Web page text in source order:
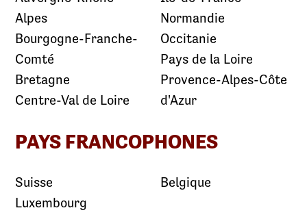
Alpes
Bourgogne-Franche-
Comté
Bretagne
Centre-Val de Loire
Normandie
Occitanie
Pays de la Loire
Provence-Alpes-Côte
d'Azur
PAYS FRANCOPHONES
Suisse
Luxembourg
Belgique